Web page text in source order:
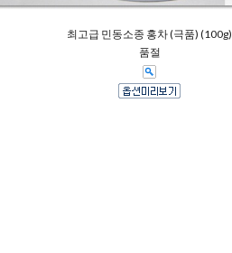
최고급 민동소종 홍차 (극품) (100g)
품절